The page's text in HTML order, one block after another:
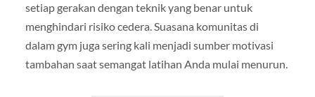
setiap gerakan dengan teknik yang benar untuk
menghindari risiko cedera. Suasana komunitas di
dalam gym juga sering kali menjadi sumber motivasi
tambahan saat semangat latihan Anda mulai menurun.